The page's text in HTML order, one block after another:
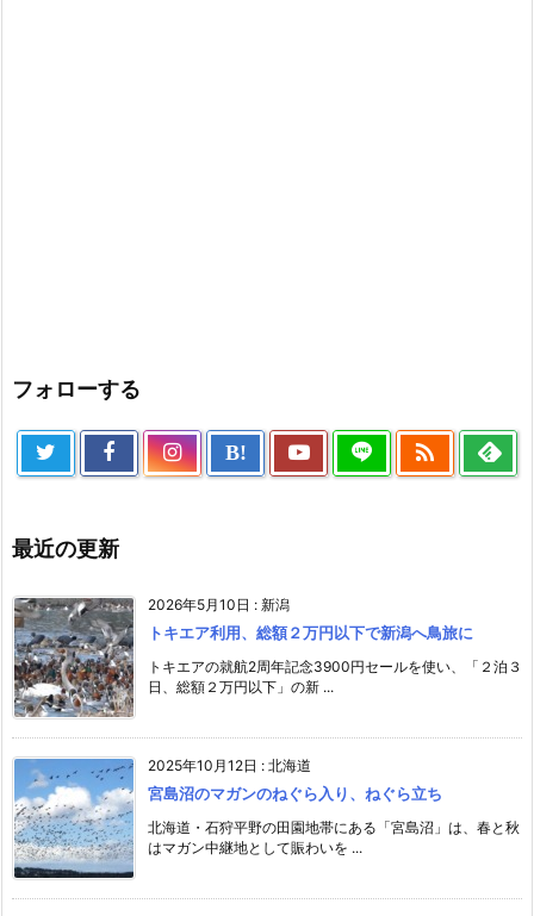
フォローする
B! 
最近の更新
2026年5月10日 : 新潟
トキエア利用、総額２万円以下で新潟へ鳥旅に
トキエアの就航2周年記念3900円セールを使い、「２泊３
日、総額２万円以下」の新 ...
2025年10月12日 : 北海道
宮島沼のマガンのねぐら入り、ねぐら立ち
北海道・石狩平野の田園地帯にある「宮島沼」は、春と秋
はマガン中継地として賑わいを ...